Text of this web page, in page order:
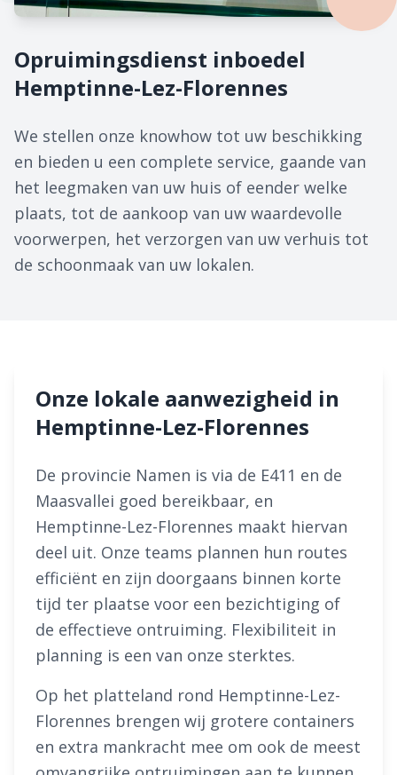
Opruimingsdienst inboedel
Hemptinne-Lez-Florennes
We stellen onze knowhow tot uw beschikking
en bieden u een complete service, gaande van
het leegmaken van uw huis of eender welke
plaats, tot de aankoop van uw waardevolle
voorwerpen, het verzorgen van uw verhuis tot
de schoonmaak van uw lokalen.
Onze lokale aanwezigheid in
Hemptinne-Lez-Florennes
De provincie Namen is via de E411 en de
Maasvallei goed bereikbaar, en
Hemptinne-Lez-Florennes maakt hiervan
deel uit. Onze teams plannen hun routes
efficiënt en zijn doorgaans binnen korte
tijd ter plaatse voor een bezichtiging of
de effectieve ontruiming. Flexibiliteit in
planning is een van onze sterktes.
Op het platteland rond Hemptinne-Lez-
Florennes brengen wij grotere containers
en extra mankracht mee om ook de meest